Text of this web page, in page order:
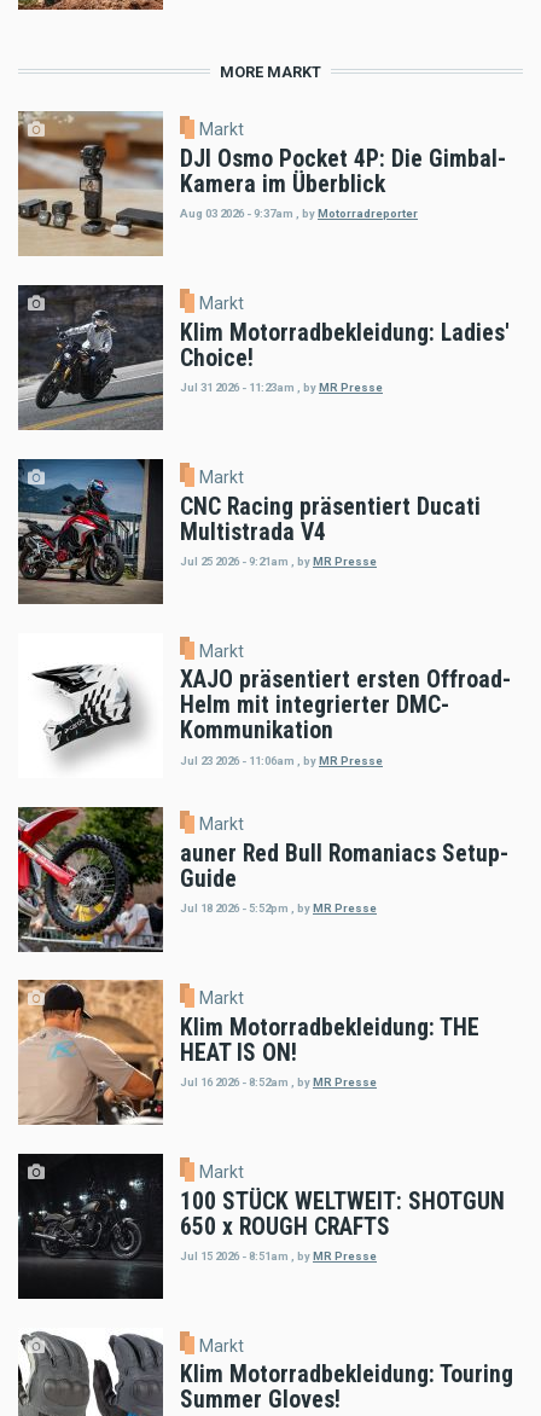
MORE MARKT
Markt
DJI Osmo Pocket 4P: Die Gimbal-
Kamera im Überblick
Aug 03 2026 - 9:37am , byMotorradreporter
Markt
Klim Motorradbekleidung: Ladies'
Choice!
Jul 31 2026 - 11:23am byMR Presse
Markt
CNC Racing präsentiert Ducati
Multistrada V4
Jul 25 2026 - 9:21am byMR Presse
Markt
XAJO präsentiert ersten Offroad-
Helm mit integrierter DMC-
Kommunikation
Jul 23 2026 - 11:06am byMR Presse
Markt
auner Red Bull Romaniacs Setup-
Guide
Jul 18 2026 - 5:52pm , by MR Presse
Markt
Klim Motorradbekleidung: THE
HEAT IS ON!
Jul 16 2026 - 8:52am byMR Presse
Markt
100 STÜCK WELTWEIT: SHOTGUN
650 x ROUGH CRAFTS
Jul 15 2026 - 8:51am byMR Presse
Markt
Klim Motorradbekleidung: Touring
Summer Gloves!